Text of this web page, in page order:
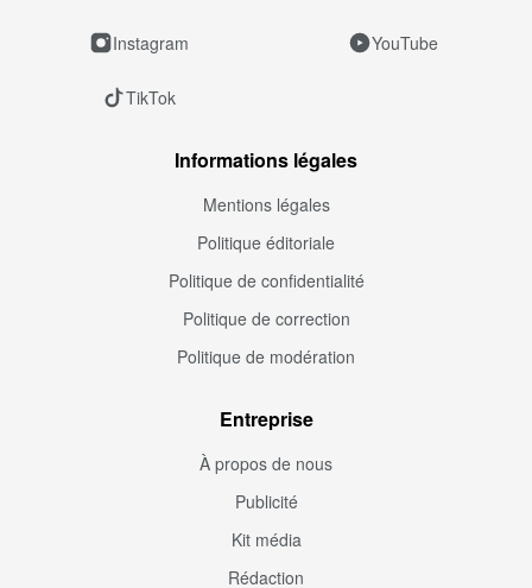
Instagram YouTube
TikTok
Informations légales
Mentions légales
Politique éditoriale
Politique de confidentialité
Politique de correction
Politique de modération
Entreprise
À propos de nous
Publicité
Kit média
Rédaction